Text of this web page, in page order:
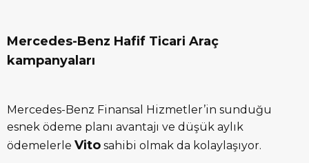
Mercedes-Benz Hafif Ticari Araç
kampanyaları
Mercedes-Benz Finansal Hizmetler’in sunduğu
esnek ödeme planı avantajı ve düşük aylık
ödemelerle Vito sahibi olmak da kolaylaşıyor.